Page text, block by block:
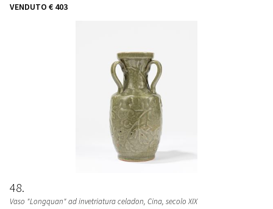
VENDUTO € 403
48
Vaso "Longquan" ad invetriatura celadon, Cina, secolo XIX